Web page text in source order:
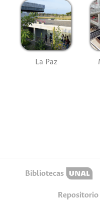
La Paz
Bibliotecas
Repositorio